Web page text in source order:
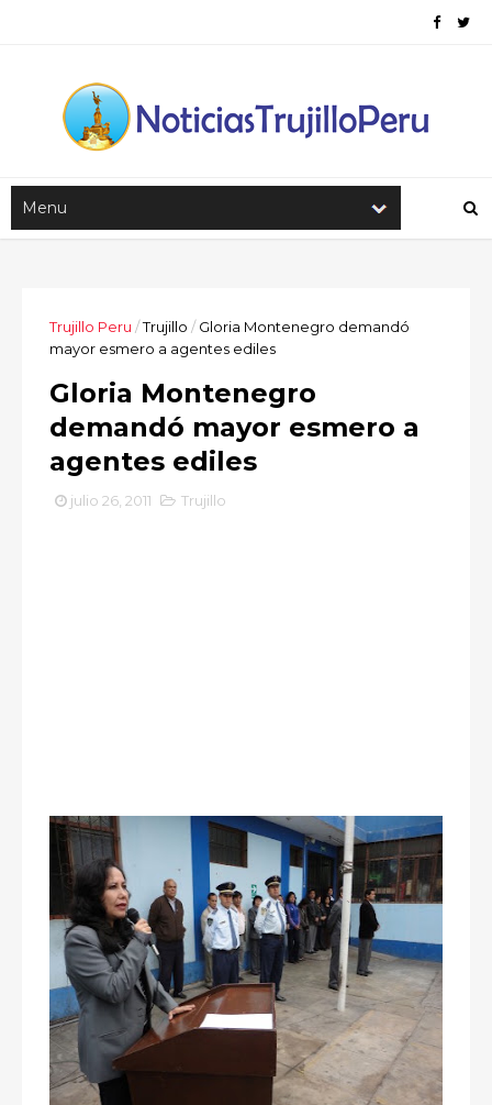
Trujillo Peru /Trujillo / Gloria Montenegro demandó
mayor esmero a agentes ediles
Gloria Montenegro
demandó mayor esmero a
agentes ediles
julio 26, 2011 Trujillo